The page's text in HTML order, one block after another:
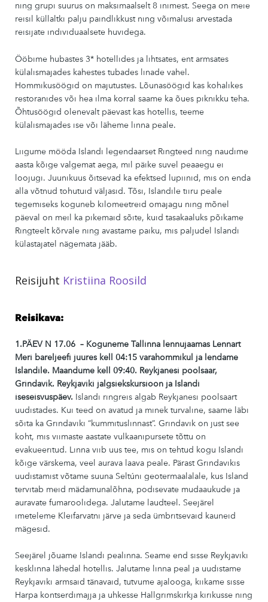
ning grupi suurus on maksimaalselt 8 inimest. Seega on meie
reisil küllaltki palju paindlikkust ning võimalusi arvestada
reisijate individuaalsete huvidega.
Ööbime hubastes 3* hotellides ja lihtsates, ent armsates
külalismajades kahestes tubades linade vahel.
Hommikusöögid on majutustes. Lõunasöögid kas kohalikes
restoranides või hea ilma korral saame ka õues piknikku teha.
Õhtusöögid olenevalt päevast kas hotellis, teeme
külalismajades ise või läheme linna peale.
Liigume mööda Islandi legendaarset Ringteed ning naudime
aasta kõige valgemat aega, mil päike suvel peaaegu ei
loojugi. Juunikuus õitsevad ka efektsed lupiinid, mis on enda
alla võtnud tohutuid väljasid. Tõsi, Islandile tiiru peale
tegemiseks koguneb kilomeetreid omajagu ning mõnel
päeval on meil ka pikemaid sõite, kuid tasakaaluks põikame
Ringteelt kõrvale ning avastame paiku, mis paljudel Islandi
külastajatel nägemata jääb.
Reisijuht Kristiina Roosild
Reisikava:
1.PÄEV N 17.06 – Koguneme Tallinna lennujaamas Lennart
Meri bareljeefi juures kell 04:15 varahommikul ja lendame
Islandile. Maandume kell 09:40. Reykjanesi poolsaar,
Grindavik. Reykjaviki jalgsiekskursioon ja Islandi
iseseisvuspäev. Islandi ringreis algab Reykjanesi poolsaart
uudistades. Kui teed on avatud ja minek turvaline, saame läbi
sõita ka Grindaviki “kummituslinnast”. Grindavik on just see
koht, mis viimaste aastate vulkaanipursete tõttu on
evakueeritud. Linna viib uus tee, mis on tehtud kogu Islandi
kõige värskema, veel aurava laava peale. Pärast Grindavikis
uudistamist võtame suuna Seltúni geotermaalalale, kus Island
tervitab meid mädamunalõhna, podisevate mudaaukude ja
auravate fumaroolidega. Jalutame laudteel. Seejärel
imeteleme Kleifarvatni järve ja seda ümbritsevaid kauneid
mägesid.
Seejärel jõuame Islandi pealinna. Seame end sisse Reykjaviki
kesklinna lähedal hotellis. Jalutame linna peal ja uudistame
Reykjaviki armsaid tänavaid, tutvume ajalooga, kiikame sisse
Harpa kontserdimajja ja uhkesse Hallgrimskirkja kirikusse ning